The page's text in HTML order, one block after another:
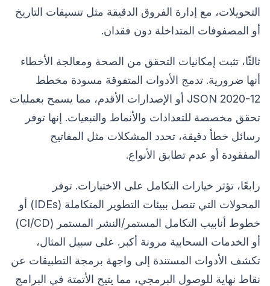
التحويلات، مع إدارة الفروق الدقيقة مثل تنسيقات التاريخ
أو المصفوفات المتداخلة دون فقدان.
ثالثًا، تثبت إمكانيات التحقق من الصحة ومعالجة الأخطاء
أنها ضرورية. تدمج الأدوات المتفوقة مسودة مخطط
JSON 2020-12 أو الإصدارات الأقدم، مما يسمح بعمليات
تحقق مخصصة للتعدادات والأنماط والتبعيات. إنها توفر
رسائل خطأ دقيقة، تحدد المشكلات مثل المفاتيح
المفقودة أو عدم تطابق الأنواع.
رابعًا، تؤثر خيارات التكامل على الاختيارات. توفر
المحولات التي تتصل ببيئات التطوير المتكاملة (IDEs) أو
خطوط أنابيب التكامل المستمر/النشر المستمر (CI/CD)
أو الخدمات السحابية مرونة أكبر. على سبيل المثال،
تكشف الأدوات المستندة إلى واجهة برمجة التطبيقات عن
نقاط نهاية للوصول البرمجي، مما يتيح الأتمتة في البرامج